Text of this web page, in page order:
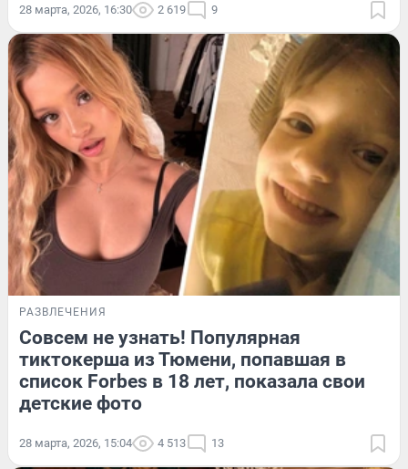
28 марта, 2026, 16:30 2 619 9
РАЗВЛЕЧЕНИЯ
Совсем не узнать! Популярная
тиктокерша из Тюмени, попавшая в
список Forbes в 18 лет, показала свои
детские фото
28 марта, 2026, 15:04 4 513 13